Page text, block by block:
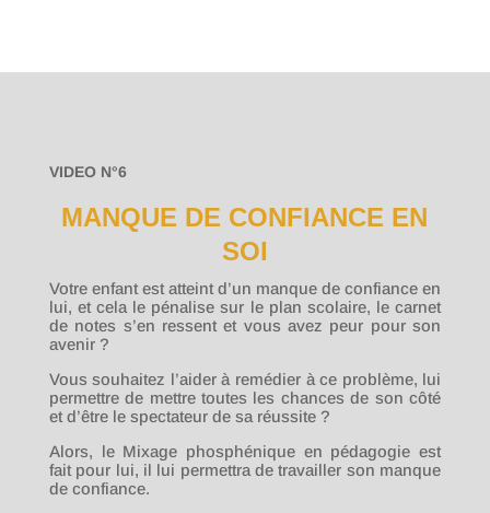
VIDEO N°6
MANQUE DE CONFIANCE EN
SOI
Votre enfant est atteint d’un manque de confiance en
lui, et cela le pénalise sur le plan scolaire, le carnet
de notes s’en ressent et vous avez peur pour son
avenir ?
Vous souhaitez l’aider à remédier à ce problème, lui
permettre de mettre toutes les chances de son côté
et d’être le spectateur de sa réussite ?
Alors, le Mixage phosphénique en pédagogie est
fait pour lui, il lui permettra de travailler son manque
de confiance.